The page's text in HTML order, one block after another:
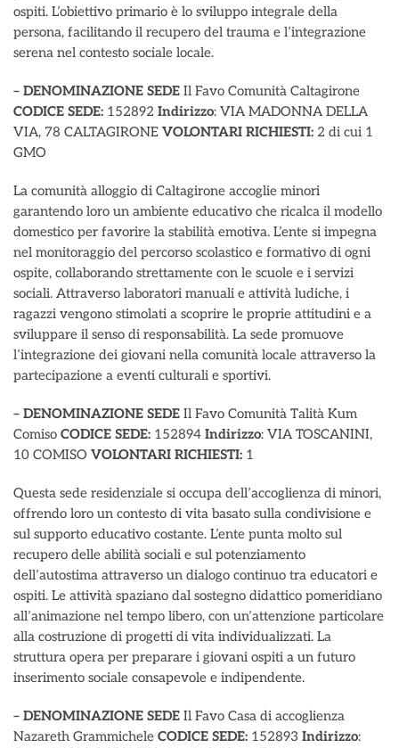
ospiti. L’obiettivo primario è lo sviluppo integrale della
persona, facilitando il recupero del trauma e l’integrazione
serena nel contesto sociale locale.
– DENOMINAZIONE SEDE Il Favo Comunità Caltagirone
CODICE SEDE: 152892 Indirizzo: VIA MADONNA DELLA
VIA, 78 CALTAGIRONE VOLONTARI RICHIESTI: 2 di cui 1
GMO
La comunità alloggio di Caltagirone accoglie minori
garantendo loro un ambiente educativo che ricalca il modello
domestico per favorire la stabilità emotiva. L’ente si impegna
nel monitoraggio del percorso scolastico e formativo di ogni
ospite, collaborando strettamente con le scuole e i servizi
sociali. Attraverso laboratori manuali e attività ludiche, i
ragazzi vengono stimolati a scoprire le proprie attitudini e a
sviluppare il senso di responsabilità. La sede promuove
l’integrazione dei giovani nella comunità locale attraverso la
partecipazione a eventi culturali e sportivi.
– DENOMINAZIONE SEDE Il Favo Comunità Talità Kum
Comiso CODICE SEDE: 152894 Indirizzo: VIA TOSCANINI,
10 COMISO VOLONTARI RICHIESTI: 1
Questa sede residenziale si occupa dell’accoglienza di minori,
offrendo loro un contesto di vita basato sulla condivisione e
sul supporto educativo costante. L’ente punta molto sul
recupero delle abilità sociali e sul potenziamento
dell’autostima attraverso un dialogo continuo tra educatori e
ospiti. Le attività spaziano dal sostegno didattico pomeridiano
all’animazione nel tempo libero, con un’attenzione particolare
alla costruzione di progetti di vita individualizzati. La
struttura opera per preparare i giovani ospiti a un futuro
inserimento sociale consapevole e indipendente.
– DENOMINAZIONE SEDE Il Favo Casa di accoglienza
Nazareth Grammichele CODICE SEDE: 152893 Indirizzo: